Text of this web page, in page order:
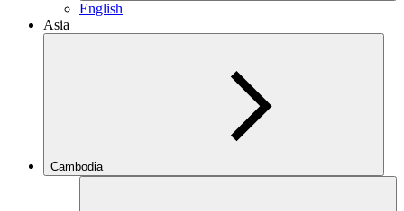
English
Asia
Cambodia